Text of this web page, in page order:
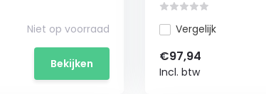
Niet op voorraad
Bekijken
Vergelijk
€97,94
Incl. btw